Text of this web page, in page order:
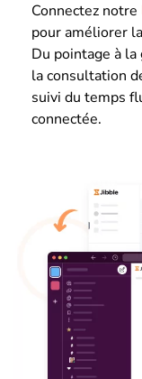
Connectez notre
pour améliorer
Du pointage à
la consultation
suivi du temps
connectée.